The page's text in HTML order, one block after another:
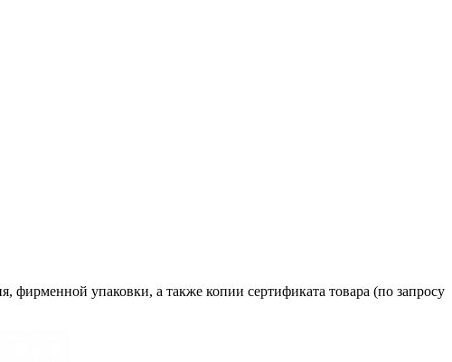
фирменной упаковки, а также копии сертификата товара (по запросу